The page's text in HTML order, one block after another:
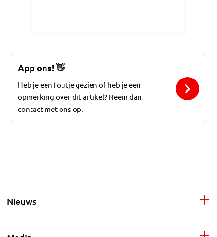
App ons!👋
Heb je een foutje gezien of heb je een
opmerking over dit artikel? Neem dan
contact met ons op.
Nieuws